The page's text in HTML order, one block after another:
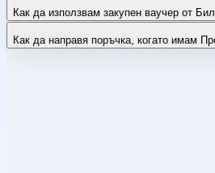
Как да използвам закупен ваучер от
Как да направя поръчка, когато имам